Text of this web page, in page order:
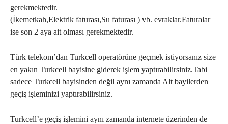
gerekmektedir.
(İkemetkah,Elektrik faturası,Su faturası ) vb. evraklar.Faturalar
ise son 2 aya ait olması gerekmektedir.
Türk telekom’dan Turkcell operatörüne geçmek istiyorsanız size
en yakın Turkcell bayisine giderek işlem yaptırabilirsiniz.Tabi
sadece Turkcell bayisinden değil aynı zamanda Alt bayilerden
geçiş işleminizi yaptırabilirsiniz.
Turkcell’e geçiş işlemini aynı zamanda internete üzerinden de